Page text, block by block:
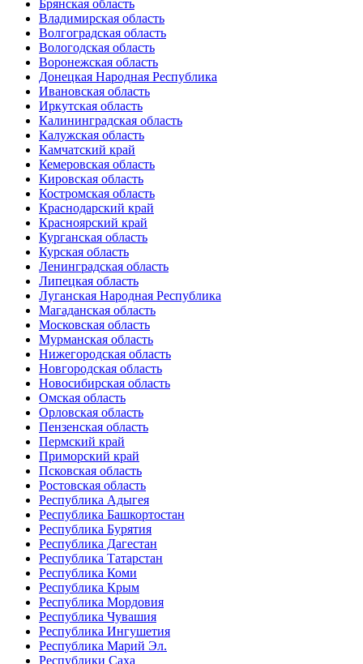
Брянская область
Владимирская область
Волгоградская область
Вологодская область
Воронежская область
Донецкая Народная Республика
Ивановская область
Иркутская область
Калининградская область
Калужская область
Камчатский край
Кемеровская область
Кировская область
Костромская область
Краснодарский край
Красноярский край
Курганская область
Курская область
Ленинградская область
Липецкая область
Луганская Народная Республика
Магаданская область
Московская область
Мурманская область
Нижегородская область
Новгородская область
Новосибирская область
Омская область
Орловская область
Пензенская область
Пермский край
Приморский край
Псковская область
Ростовская область
Республика Адыгея
Республика Башкортостан
Республика Бурятия
Республика Дагестан
Республика Татарстан
Республика Коми
Республика Крым
Республика Мордовия
Республика Чувашия
Республика Ингушетия
Республика Марий Эл.
Республики Саха